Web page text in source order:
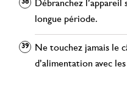
Débranchez l’appareil
longue période.
Ne touchez jamais le
d’alimentation avec